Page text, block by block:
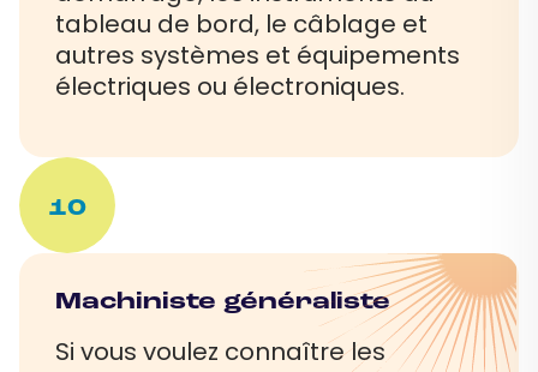
tableau de bord, le câblage et
autres systèmes et équipements
électriques ou électroniques.
10
Machiniste généraliste
Si vous voulez connaître les